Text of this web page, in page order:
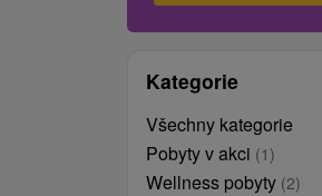
Kategorie
Všechny kategorie
Pobyty v akci (1)
Wellness pobyty (2)